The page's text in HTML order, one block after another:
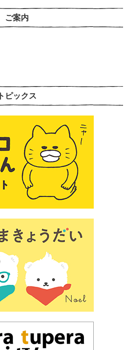
ご案内
トピックス